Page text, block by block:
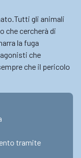
gli animali
che cercherà di
la fuga
che
che il pericolo
tramite